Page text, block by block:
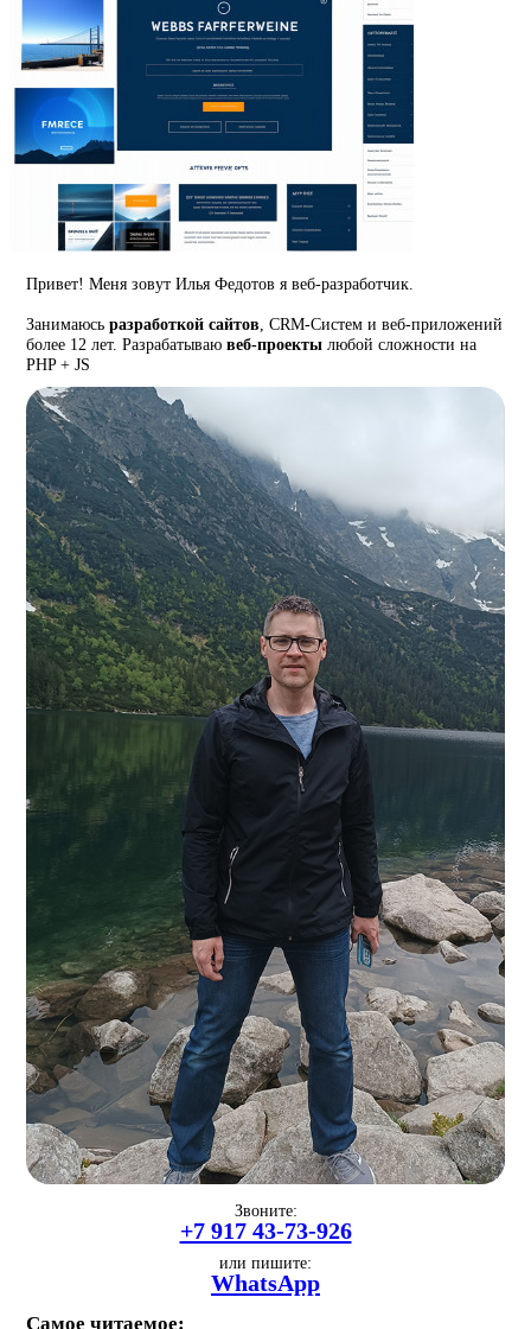
Привет! Меня зовут Илья Федотов я веб-разработчик.
Занимаюсьразработкой сайтов , CRM-Систем и веб-приложений
более 12 лет. Разрабатываювеб-проекты любой сложности на
PHP + JS
Звоните:
+7 917 43-73-926
или пишите:
WhatsApp
Самое читаемое: